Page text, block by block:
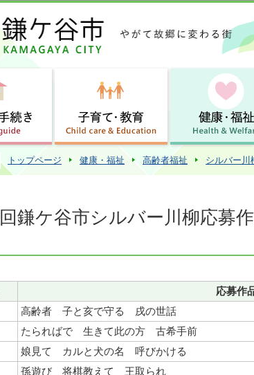
この
トップページ 健康・福祉 高齢者福祉 シルバー川
鎌ケ谷市シルバー川柳応募
応募作
高齢者 子と亥で守る 戌の世話
たらればで 生きて此の方 古希手前
娘見て カルと犬の名 呼びかける
孫遊び 将棋教えて 王取られ